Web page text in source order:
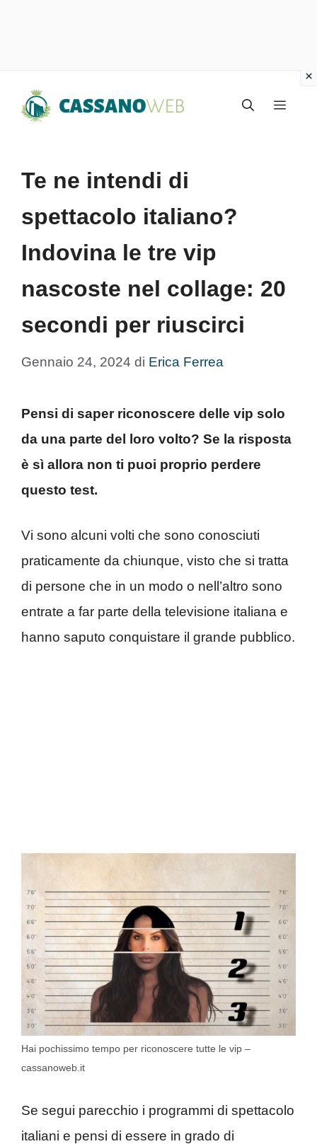
Menu
Te ne intendi di
spettacolo italiano?
Indovina le tre vip
nascoste nel collage: 20
secondi per riuscirci
Gennaio 24, 2024 di Erica Ferrea
Pensi di saper riconoscere delle vip solo
da una parte del loro volto? Se la risposta
è sì allora non ti puoi proprio perdere
questo test.
Vi sono alcuni volti che sono conosciuti
praticamente da chiunque, visto che si tratta
di persone che in un modo o nell’altro sono
entrate a far parte della televisione italiana e
hanno saputo conquistare il grande pubblico.
Hai pochissimo tempo per riconoscere tutte le vip –
cassanoweb.it
Se segui parecchio i programmi di spettacolo
italiani e pensi di essere in grado di